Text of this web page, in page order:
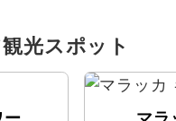
光スポット